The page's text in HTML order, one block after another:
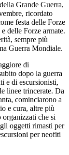
Grande Guerra,
ricordato
festa delle Forze
delle Forze armate.
sempre più
Guerra Mondiale.
di
dopo la guerra
e di escursionisti,
linee trincerate. Da
cominciarono a
e cura, altre più
che si
oggetti rimasti per
per neofiti